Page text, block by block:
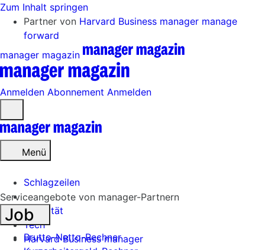
Zum Inhalt springen
Partner von Harvard Business manager manage
forward
manager magazin
Anmelden Abonnement Anmelden
öffnen
Menü
Schlagzeilen
Mobilität
Tech
Harvard Business manager
Serviceangebote von manager-Partnern
Job
Brutto-Netto-Rechner